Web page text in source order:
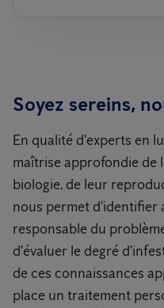
Soyez sereins,
En qualité d'experts en
maîtrise approfondie de
biologie, de leur
nous permet d'identifier
responsable du
d'évaluer le degré
de ces connaissances
place un traitement